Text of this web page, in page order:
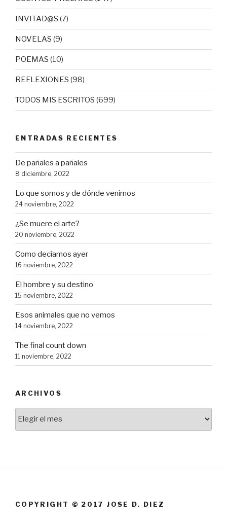
INVITAD@S (7)
NOVELAS (9)
POEMAS (10)
REFLEXIONES (98)
TODOS MIS ESCRITOS (699)
ENTRADAS RECIENTES
De pañales a pañales
8 diciembre, 2022
Lo que somos y de dónde venimos
24 noviembre, 2022
¿Se muere el arte?
20 noviembre, 2022
Como decíamos ayer
16 noviembre, 2022
El hombre y su destino
15 noviembre, 2022
Esos animales que no vemos
14 noviembre, 2022
The final count down
11 noviembre, 2022
ARCHIVOS
COPYRIGHT © 2017 JOSE D. DIEZ